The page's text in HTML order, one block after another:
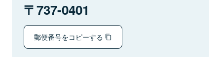
737-0401
郵便番号をコピーする